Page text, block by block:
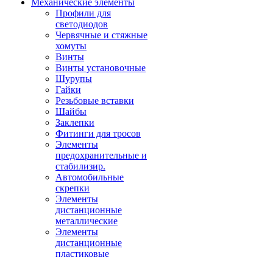
Механические элементы
Профили для
светодиодов
Червячные и стяжные
хомуты
Винты
Винты установочные
Шурупы
Гайки
Резьбовые вставки
Шайбы
Заклепки
Фитинги для тросов
Элементы
предохранительные и
стабилизир.
Автомобильные
скрепки
Элементы
дистанционные
металлические
Элементы
дистанционные
пластиковые